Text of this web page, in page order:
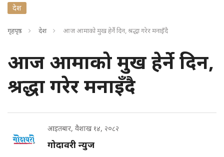
देश
गृहपृष्ठ देश आज आमाको मुख हेर्ने दिन, श्रद्धा गरेर मनाइँदै
आज आमाको मुख हेर्ने दिन,
श्रद्धा गरेर मनाइँदै
आइतबार, वैशाख १४, २०८२
गोदावरी न्युज